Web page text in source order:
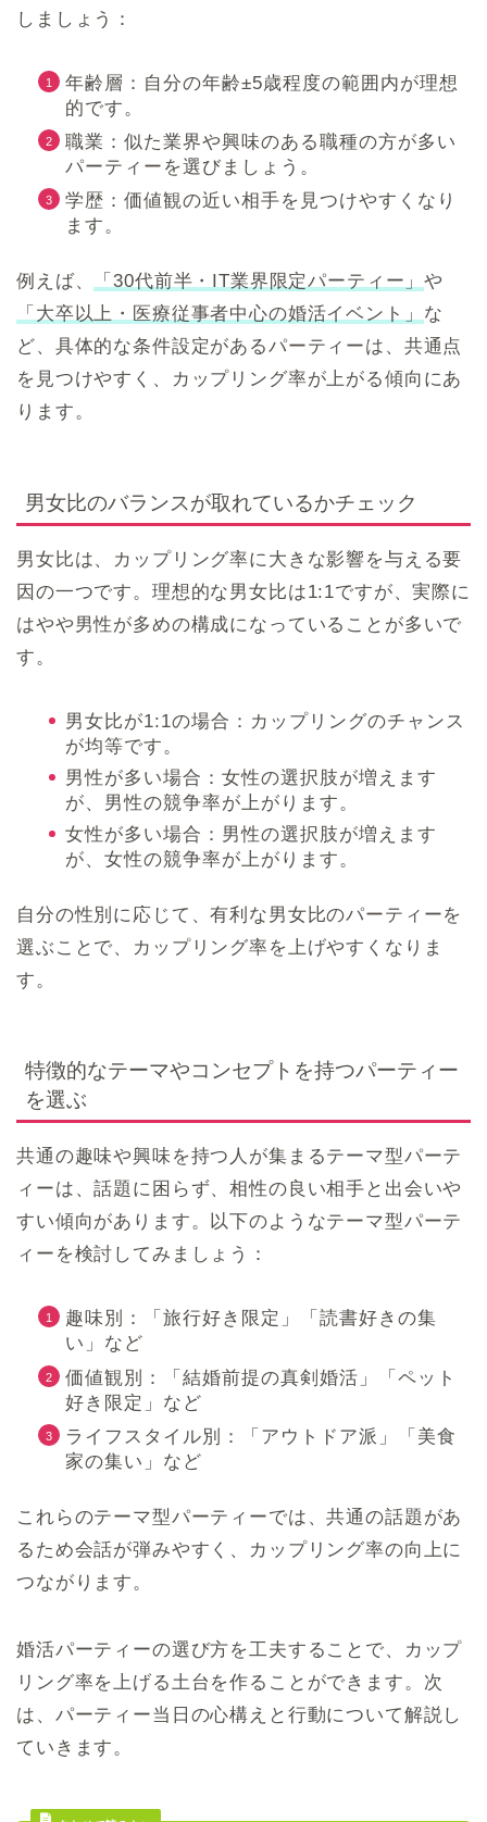
しましょう：
年齢層：自分の年齢±5歳程度の範囲内が理想
的です。
職業：似た業界や興味のある職種の方が多い
パーティーを選びましょう。
学歴：価値観の近い相手を見つけやすくなり
ます。
例えば、 「30代前半・IT業界限定パーティー」や
「大卒以上・医療従事者中心の婚活イベント」 な
ど、具体的な条件設定があるパーティーは、共通点
を見つけやすく、カップリング率が上がる傾向にあ
ります。
男女比のバランスが取れているかチェック
男女比は、カップリング率に大きな影響を与える要
因の一つです。理想的な男女比は1:1ですが、実際に
はやや男性が多めの構成になっていることが多いで
す。
男女比が1:1の場合：カップリングのチャンス
が均等です。
男性が多い場合：女性の選択肢が増えます
が、男性の競争率が上がります。
女性が多い場合：男性の選択肢が増えます
が、女性の競争率が上がります。
自分の性別に応じて、有利な男女比のパーティーを
選ぶことで、カップリング率を上げやすくなりま
す。
特徴的なテーマやコンセプトを持つパーティー
を選ぶ
共通の趣味や興味を持つ人が集まるテーマ型パーテ
ィーは、話題に困らず、相性の良い相手と出会いや
すい傾向があります。以下のようなテーマ型パーテ
ィーを検討してみましょう：
趣味別：「旅行好き限定」「読書好きの集
い」など
価値観別：「結婚前提の真剣婚活」「ペット
好き限定」など
ライフスタイル別：「アウトドア派」「美食
家の集い」など
これらのテーマ型パーティーでは、共通の話題があ
るため会話が弾みやすく、カップリング率の向上に
つながります。
婚活パーティーの選び方を工夫することで、カップ
リング率を上げる土台を作ることができます。次
は、パーティー当日の心構えと行動について解説し
ていきます。